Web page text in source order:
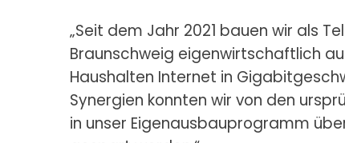
„Seit dem Jahr 2021 bauen wir als
Braunschweig eigenwirtschaftlich
Haushalten Internet in
Synergien konnten wir von den
in unser Eigenausbauprogramm